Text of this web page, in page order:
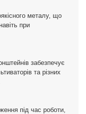
металу, що
при
забезпечує
та різних
під час роботи,